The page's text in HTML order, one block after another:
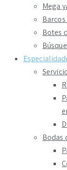
Mega
Botes
Bodas